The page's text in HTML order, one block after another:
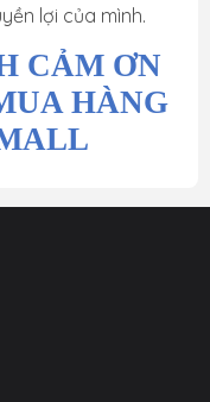
lợi của mình.
CẢM ƠN
HÀNG